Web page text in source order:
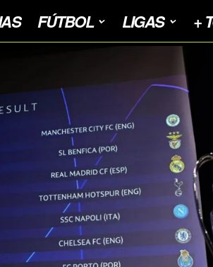
FÚTBOL LIGAS +